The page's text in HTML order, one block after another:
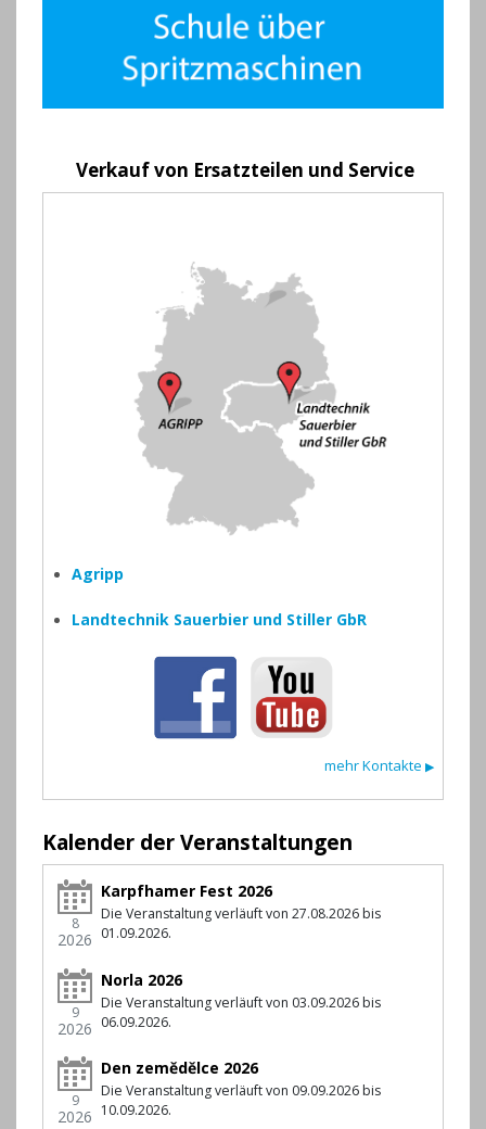
Verkauf von Ersatzteilen und Service
Agripp
Landtechnik Sauerbier und Stiller GbR
mehr Kontakte ▶
Kalender der Veranstaltungen
8
2026
Karpfhamer Fest 2026
Die Veranstaltung verläuft von 27.08.2026 bis
01.09.2026.
9
2026
Norla 2026
Die Veranstaltung verläuft von 03.09.2026 bis
06.09.2026.
9
2026
Den zemědělce 2026
Die Veranstaltung verläuft von 09.09.2026 bis
10.09.2026.